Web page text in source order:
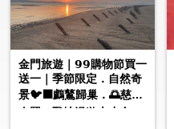
金門旅遊｜𝟵𝟵購物節買一
送一｜季節限定．自然奇
景🐦‍⬛鸕鶿歸巢．🌅慈湖
夕照．戰地漫遊大小金3